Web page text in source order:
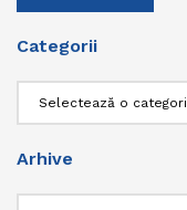
Categorii
Arhive